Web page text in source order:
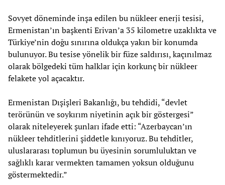
Sovyet döneminde inşa edilen bu nükleer enerji tesisi,
Ermenistan’ın başkenti Erivan’a 35 kilometre uzaklıkta ve
Türkiye’nin doğu sınırına oldukça yakın bir konumda
bulunuyor. Bu tesise yönelik bir füze saldırısı, kaçınılmaz
olarak bölgedeki tüm halklar için korkunç bir nükleer
felakete yol açacaktır.
Ermenistan Dışişleri Bakanlığı, bu tehdidi, “devlet
terörünün ve soykırım niyetinin açık bir göstergesi”
olarak niteleyerek şunları ifade etti: “Azerbaycan’ın
nükleer tehditlerini şiddetle kınıyoruz. Bu tehditler,
uluslararası toplumun bu üyesinin sorumluluktan ve
sağlıklı karar vermekten tamamen yoksun olduğunu
göstermektedir.”